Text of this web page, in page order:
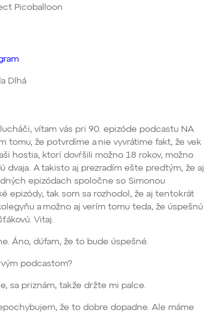
Picoballoon
Dlhá
vítam vás pri 90. epizóde podcastu NA
tomu, že potvrdíme a nie vyvrátime fakt, že vek
hostia, ktorí dovŕšili možno 18 rokov, možno
dvaja. A takisto aj prezradím ešte predtým, že aj
epizódach spoločne so Simonou
epizódy, tak som sa rozhodol, že aj tentokrát
a možno aj verím tomu teda, že úspešnú
Vitaj.
Áno, dúfam, že to bude úspešné.
podcastom?
sa priznám, takže držte mi palce.
že to dobre dopadne. Ale máme